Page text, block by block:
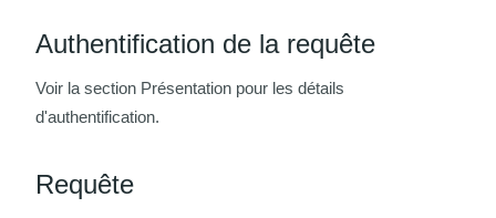
Authentification de la requête
Voir la section Présentation pour les détails
d'authentification.
Requête